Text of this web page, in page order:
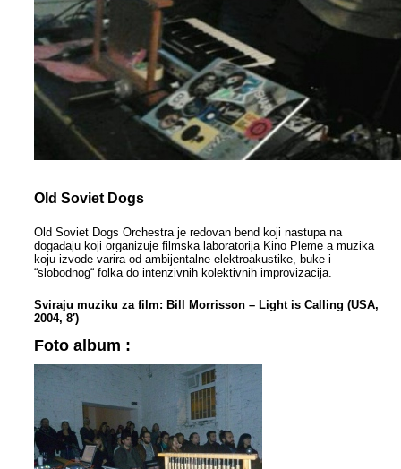
Old Soviet Dogs
Old Soviet Dogs Orchestra je redovan bend koji nastupa na
događaju koji organizuje filmska laboratorija Kino Pleme a muzika
koju izvode varira od ambijentalne elektroakustike, buke i
“slobodnog“ folka do intenzivnih kolektivnih improvizacija.
Sviraju muziku za film: Bill Morrisson – Light is Calling (USA,
2004, 8′)
Foto album :